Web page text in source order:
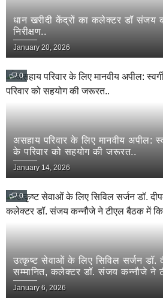
धान खरीदी केंद्रों का कलेक्टर डॉ
निरीक्षण..
January 20, 2026
0
असहाय परिवार के लिए मानवीय अपील:
के परिवार को सहयोग की जरूरत..
January 14, 2026
0
उत्कृष्ट सेवाओं के लिए सिविल सर्जन डॉ.
सम्मानित, कलेक्टर डॉ. संजय कन्नौजे ने
सम्मान…
January 6, 2026